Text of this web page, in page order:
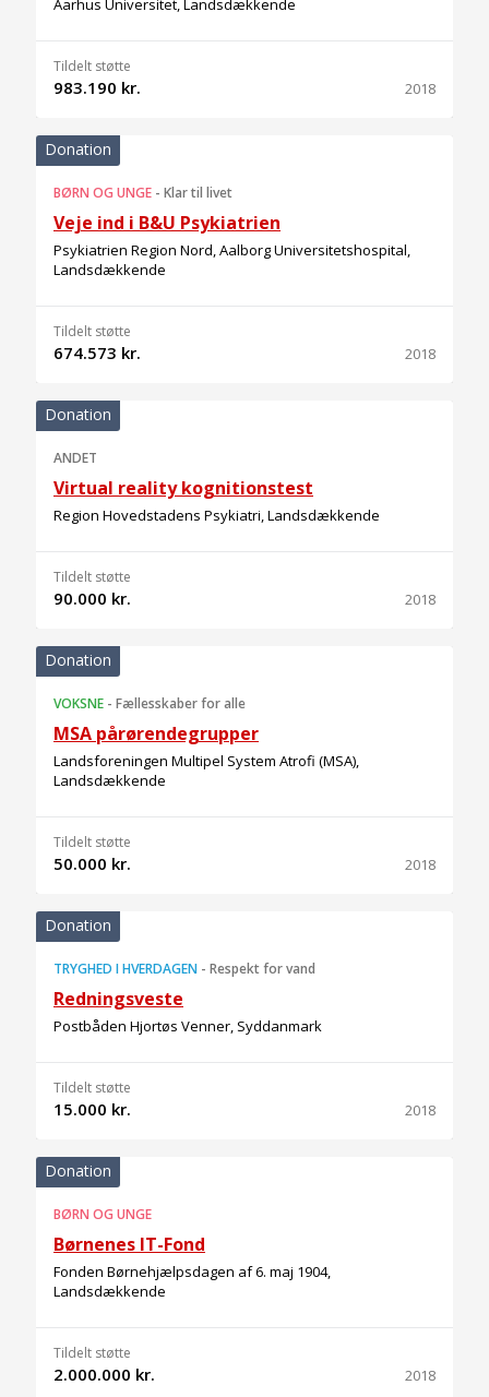
Aarhus Universitet, Landsdækkende
Tildelt støtte
983.190 kr. 2018
Donation
BØRN OG UNGE - Klar til livet
Veje ind i B&U Psykiatrien
Psykiatrien Region Nord, Aalborg Universitetshospital,
Landsdækkende
Tildelt støtte
674.573 kr. 2018
Donation
ANDET
Virtual reality kognitionstest
Region Hovedstadens Psykiatri, Landsdækkende
Tildelt støtte
90.000 kr. 2018
Donation
VOKSNE - Fællesskaber for alle
MSA pårørendegrupper
Landsforeningen Multipel System Atrofi (MSA),
Landsdækkende
Tildelt støtte
50.000 kr. 2018
Donation
TRYGHED I HVERDAGEN - Respekt for vand
Redningsveste
Postbåden Hjortøs Venner, Syddanmark
Tildelt støtte
15.000 kr. 2018
Donation
BØRN OG UNGE
Børnenes IT-Fond
Fonden Børnehjælpsdagen af 6. maj 1904,
Landsdækkende
Tildelt støtte
2.000.000 kr. 2018